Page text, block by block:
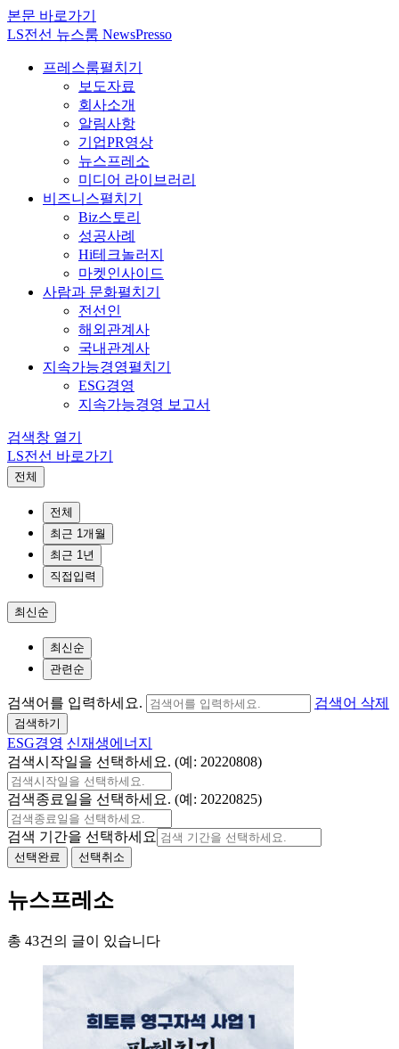
본문 바로가기
LS전선 뉴스룸 NewsPresso
프레스룸펼치기
보도자료
회사소개
알림사항
기업PR영상
뉴스프레소
미디어 라이브러리
비즈니스펼치기
Biz스토리
성공사례
Hi테크놀러지
마켓인사이드
사람과 문화펼치기
전선인
해외관계사
국내관계사
지속가능경영펼치기
ESG경영
지속가능경영 보고서
검색창 열기
LS전선 바로가기
전체
전체
최근 1개월
최근 1년
직접입력
최신순
최신순
관련순
검색어를 입력하세요. 검색어 삭제
검색하기
ESG경영 신재생에너지
검색시작일을 선택하세요. (예: 20220808)
검색종료일을 선택하세요. (예: 20220825)
검색 기간을 선택하세요
선택완료 선택취소
뉴스프레소
총 43건의 글이 있습니다